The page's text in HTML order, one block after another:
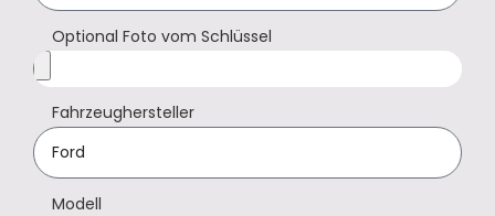
Optional Foto vom Schlüssel
Fahrzeughersteller
Modell